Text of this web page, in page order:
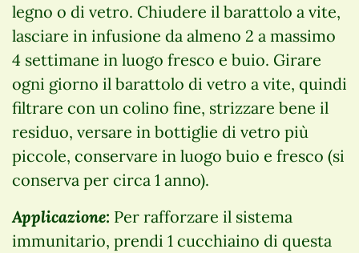
legno o di vetro. Chiudere il barattolo a vite,
lasciare in infusione da almeno 2 a massimo
4 settimane in luogo fresco e buio. Girare
ogni giorno il barattolo di vetro a vite, quindi
filtrare con un colino fine, strizzare bene il
residuo, versare in bottiglie di vetro più
piccole, conservare in luogo buio e fresco (si
conserva per circa 1 anno).
Applicazione: Per rafforzare il sistema
immunitario, prendi 1 cucchiaino di questa